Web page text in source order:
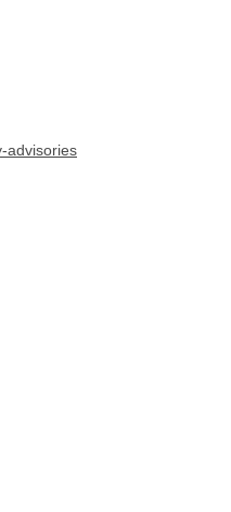
advisories